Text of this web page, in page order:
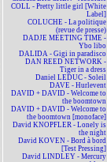
COLL - Pretty little girl [White
Label]
COLUCHE - La politique
(revue de presse)
DADJE MEETING TIME -
Ybo libo
DALIDA - Gigi in paradisco
DAN REED NETWORK -
Tiger in a dress
Daniel LEDUC - Soleil
DAVE - Hurlevent
DAVID + DAVID - Welcome to
the boomtown
DAVID + DAVID - Welcome to
the boomtown [monoface]
David KNOPFLER - Lonely is
the night
David KOVEN - Bord à bord
[Test Pressing]
David LINDLEY - Mercury